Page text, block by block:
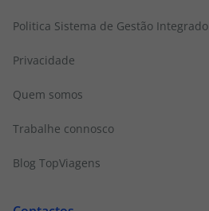
Politica Sistema de Gestão Integrado
Privacidade
Quem somos
Trabalhe connosco
Blog TopViagens